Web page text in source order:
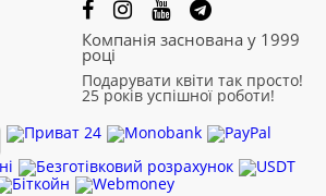
Компанія заснована у 1999
році
Подарувати квіти так просто!
25 років успішної роботи!